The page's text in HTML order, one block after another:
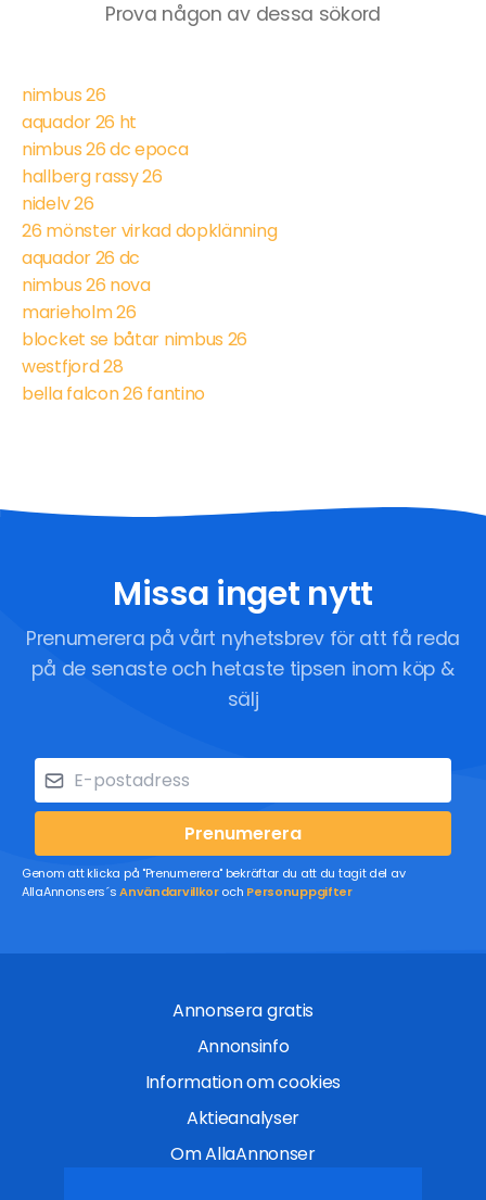
Prova någon av dessa sökord
nimbus 26
aquador 26 ht
nimbus 26 dc epoca
hallberg rassy 26
nidelv 26
26 mönster virkad dopklänning
aquador 26 dc
nimbus 26 nova
marieholm 26
blocket se båtar nimbus 26
westfjord 28
bella falcon 26 fantino
Missa inget nytt
Prenumerera på vårt nyhetsbrev för att få reda
på de senaste och hetaste tipsen inom köp &
sälj
Prenumerera
Genom att klicka på "Prenumerera" bekräftar du att du tagit del av
AllaAnnonsers´sAnvändarvillkoroch Personuppgifter
Annonsera gratis
Annonsinfo
Information om cookies
Aktieanalyser
Om AllaAnnonser